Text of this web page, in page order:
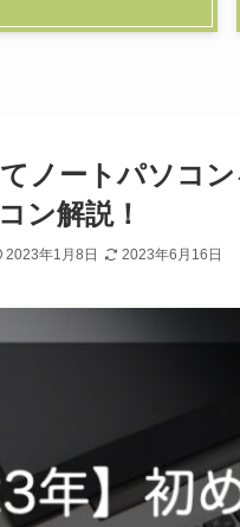
てノートパソコ
ン解説！
2023年1月8日 2023年6月16日